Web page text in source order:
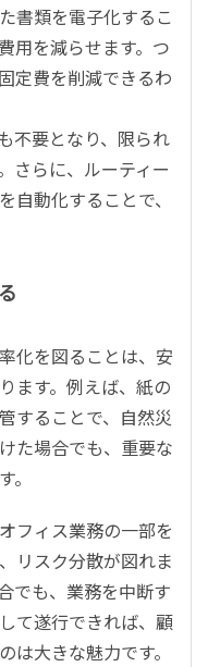
書類を電子化するこ
用を減らせます。つ
定費を削減できるわ
不要となり、限られ
さらに、ルーティー
自動化することで、
化を図ることは、安
ます。例えば、紙の
することで、自然災
た場合でも、重要な
フィス業務の一部を
リスク分散が図れま
でも、業務を中断す
て遂行できれば、顧
は大きな魅力です。